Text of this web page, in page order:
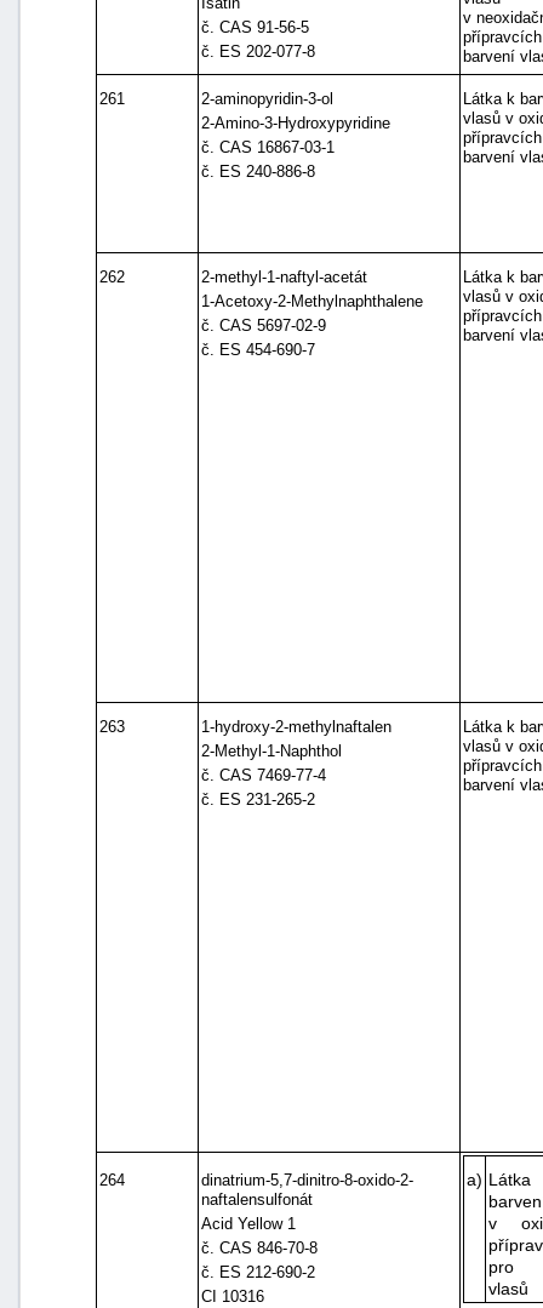
Isatin
č. CAS 91-56-5
č. ES 202-077-8
v
barvení
261
2-aminopyridin-3-ol
2-Amino-3-Hydroxypyridine
č. CAS 16867-03-1
č. ES 240-886-8
Látka k
vlasů v
barvení
262
2-methyl-1-naftyl-acetát
1-Acetoxy-2-Methylnaphthalene
č. CAS 5697-02-9
č. ES 454-690-7
Látka k
vlasů v
barvení
263
1-hydroxy-2-methylnaftalen
2-Methyl-1-Naphthol
č. CAS 7469-77-4
č. ES 231-265-2
Látka k
vlasů v
barvení
264
dinatrium-5,7-dinitro-8-oxido-2-
naftalensulfonát
Acid Yellow 1
č. CAS 846-70-8
č. ES 212-690-2
CI 10316
a)
v
pro
vlasů